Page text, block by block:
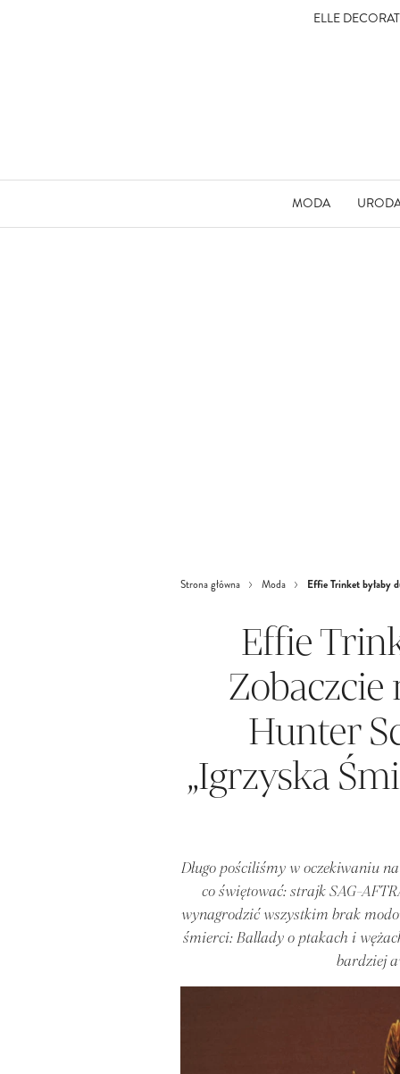
ELLE
MODA
Strona główna Moda Effie Trinket byłaby
Effie
Zobaczcie
Hunter
„Igrzyska
Długo pościliśmy w oczekiwaniu
co świętować: strajk SAG-
wynagrodzić wszystkim brak
śmierci: Ballady o ptakach i
bardziej